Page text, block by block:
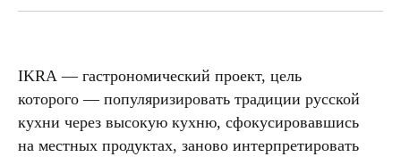
IKRA — гастрономический проект, цель
которого — популяризировать традиции русской
кухни через высокую кухню, сфокусировавшись
на местных продуктах, заново интерпретировать